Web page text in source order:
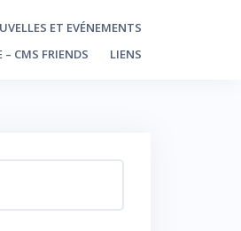
ET EVÉNEMENTS
– CMS FRIENDS LIENS